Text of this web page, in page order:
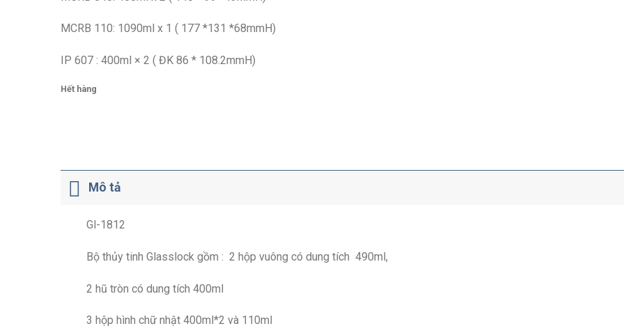
MCRB 110: 1090ml x 1 ( 177 *131 *68mmH)
IP 607 : 400ml × 2 ( ĐK 86 * 108.2mmH)
Hết hàng
Mô tả
Gl-1812
Bộ thủy tinh Glasslock gồm : 2 hộp vuông có dung tích 490ml,
2 hũ tròn có dung tích 400ml
3 hộp hình chữ nhật 400ml*2 và 110ml